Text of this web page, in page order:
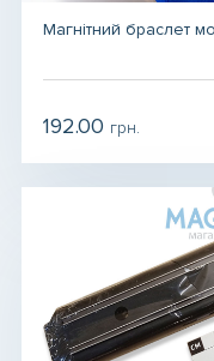
Магнітний браслет
грн.
192.00 грн.